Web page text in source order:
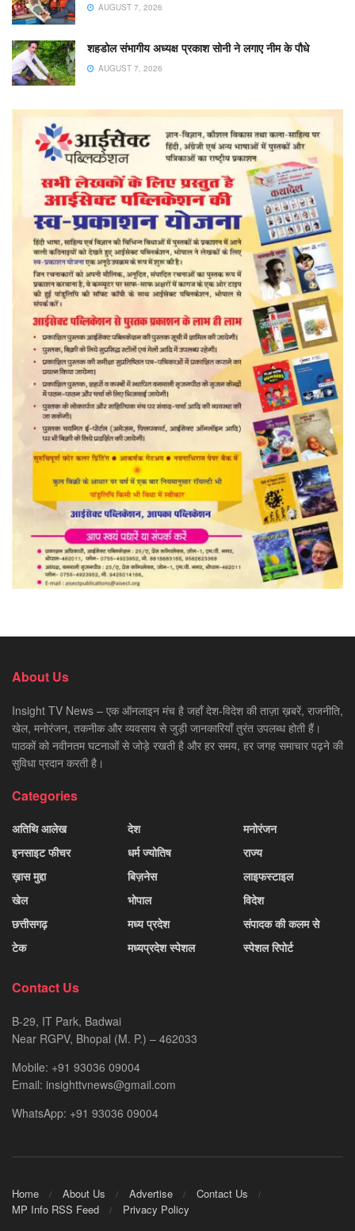
AUGUST 7, 2026
शहडोल संभागीय अध्यक्ष प्रकाश सोनी ने लगाए नीम के पौधे
AUGUST 7, 2026
About Us
Insight TV News – एक ऑनलाइन मंच है जहाँ देश-विदेश की ताज़ा ख़बरें, राजनीति,
खेल, मनोरंजन, तकनीक और व्यवसाय से जुड़ी जानकारियाँ तुरंत उपलब्ध होती हैं।
पाठकों को नवीनतम घटनाओं से जोड़े रखती है और हर समय, हर जगह समाचार पढ़ने की
सुविधा प्रदान करती है।
Categories
अतिथि आलेख
इनसाइट फीचर
ख़ास मुद्दा
खेल
छत्तीसगढ़
टेक
देश
धर्म ज्योतिष
बिज़नेस
भोपाल
मध्य प्रदेश
मध्यप्रदेश स्पेशल
मनोरंजन
राज्य
लाइफस्टाइल
विदेश
संपादक की कलम से
स्पेशल रिपोर्ट
Contact Us
B-29, IT Park, Badwai
Near RGPV, Bhopal (M. P.) – 462033
Mobile: +91 93036 09004
Email: insighttvnews@gmail.com
WhatsApp: +91 93036 09004
Home About Us Advertise
Contact Us
MP Info RSS Feed
Privacy Policy